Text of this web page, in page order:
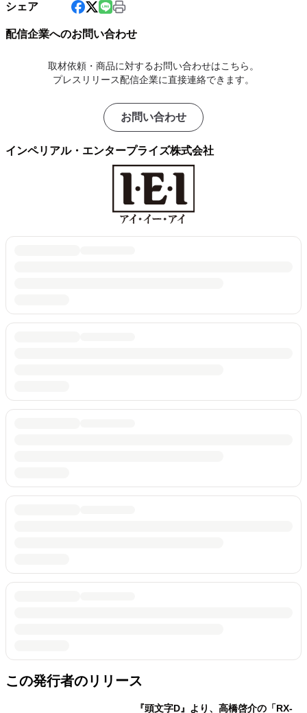
シェア
配信企業へのお問い合わせ
取材依頼・商品に対するお問い合わせはこちら。
プレスリリース配信企業に直接連絡できます。
お問い合わせ
インペリアル・エンタープライズ株式会社
この発行者のリリース
『頭文字D』より、高橋啓介の「RX-